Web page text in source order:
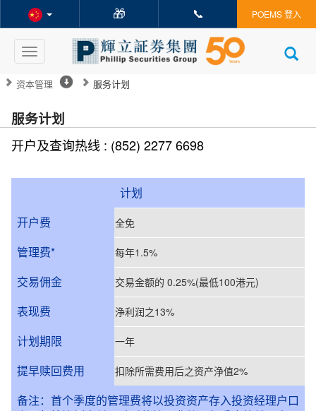
🎁 📞 POEMS 登入
Toggle
navigation
资本管理 服务计划
服务计划
开户及查询热线 : (852) 2277 6698
计划
开户费
全免
管理费* 每年1.5%
交易佣金 交易金额的 0.25%(最低100港元)
表现费 浄利润之13%
计划期限 一年
提早赎回费用 扣除所需费用后之资产浄值2%
备注：首个季度的管理费将以投资资产存入投资经理户口